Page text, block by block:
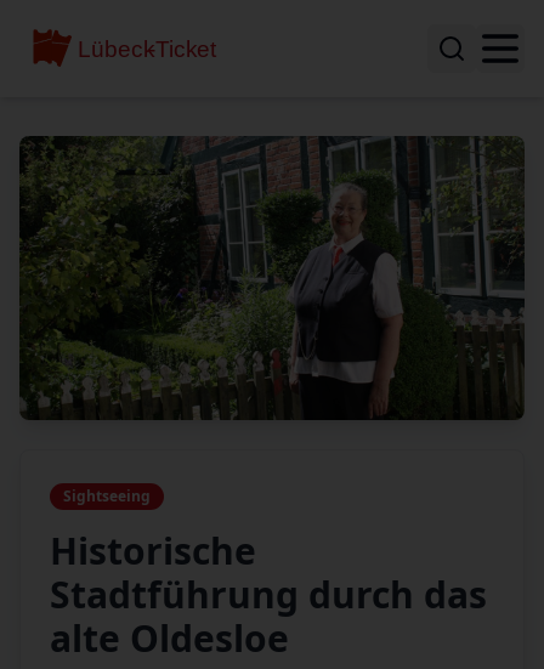
Sightseeing
Historische
Stadtführung durch das
alte Oldesloe